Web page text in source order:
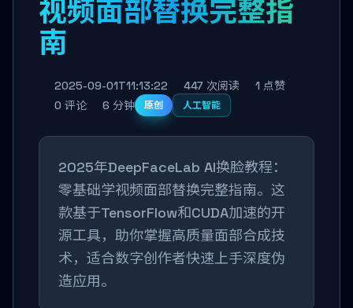
视频面部替换完整指
南
2025-09-01T11:13:22 447 次阅读
1 点赞
0 评论
6 分钟 原创 人工智能
2025年DeepFaceLab AI换脸教程：
零基础学视频面部替换完整指南。这
款基于TensorFlow和CUDA加速的开
源工具，助你掌握高质量面部合成技
术，适合数字创作者快速上手深度伪
造应用。